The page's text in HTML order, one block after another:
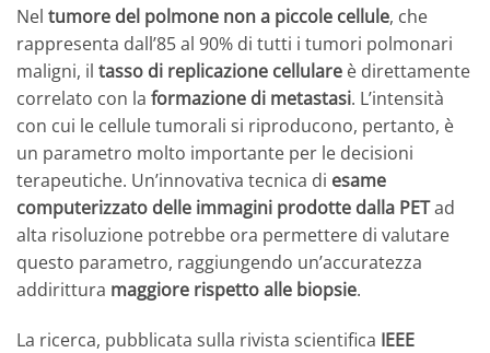
Nel tumore del polmone non a piccole cellule, che
rappresenta dall’85 al 90% di tutti i tumori polmonari
maligni, il tasso di replicazione cellulare è direttamente
correlato con la formazione di metastasi. L’intensità
con cui le cellule tumorali si riproducono, pertanto, è
un parametro molto importante per le decisioni
terapeutiche. Un’innovativa tecnica di esame
computerizzato delle immagini prodotte dalla PETad
alta risoluzione potrebbe ora permettere di valutare
questo parametro, raggiungendo un’accuratezza
addirittura maggiore rispetto alle biopsie.
La ricerca, pubblicata sulla rivista scientifica IEEE